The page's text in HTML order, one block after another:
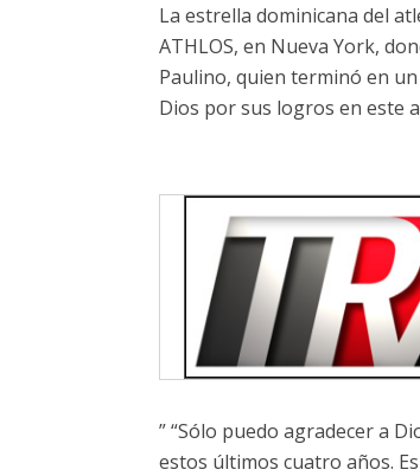
La estrella dominicana del
ATHLOS, en Nueva York,
Paulino, quien terminó en
Dios por sus logros en este
” “Sólo puedo agradecer a
estos últimos cuatro años.